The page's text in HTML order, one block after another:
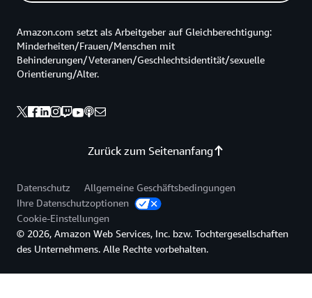
Zurück zum Seitenanfang
Amazon.com setzt als Arbeitgeber auf Gleichberechtigung:
Minderheiten/Frauen/Menschen mit
Behinderungen/Veteranen/Geschlechtsidentität/sexuelle
Orientierung/Alter.
Datenschutz
Allgemeine Geschäftsbedingungen
Ihre Datenschutzoptionen
Cookie-Einstellungen
© 2026, Amazon Web Services, Inc. bzw. Tochtergesellschaften
des Unternehmens. Alle Rechte vorbehalten.